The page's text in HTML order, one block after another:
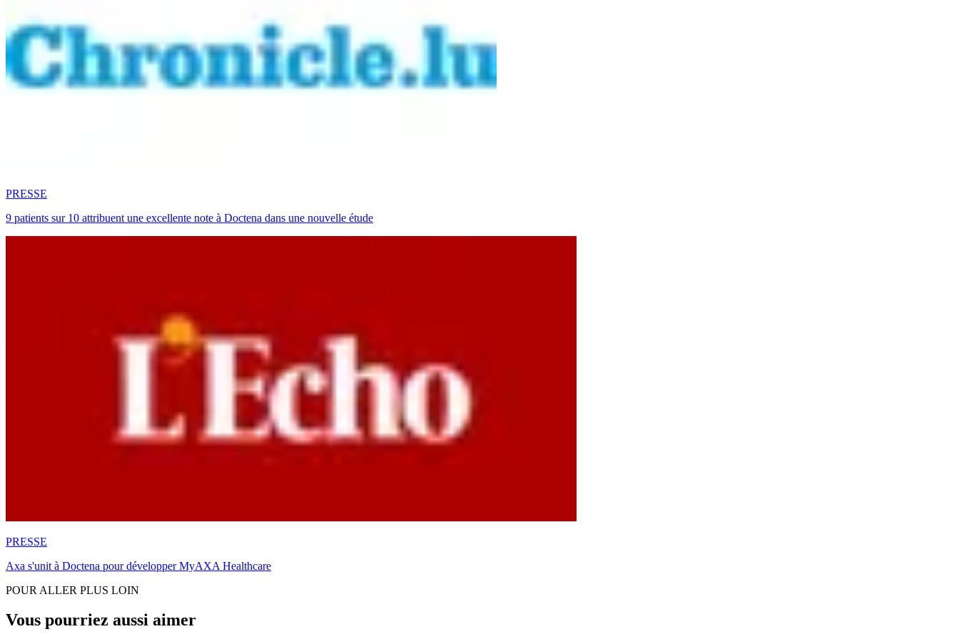
PRESSE
9 patients sur 10 attribuent une excellente note à Doctena dans une nouvelle étude
PRESSE
Axa s'unit à Doctena pour développer MyAXA Healthcare
POUR ALLER PLUS LOIN
Vous pourriez aussi aimer